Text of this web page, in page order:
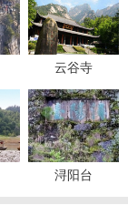
云谷寺
浔阳台